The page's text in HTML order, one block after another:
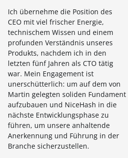
Ich übernehme die Position des
CEO mit viel frischer Energie,
technischem Wissen und einem
profunden Verständnis unseres
Produkts, nachdem ich in den
letzten fünf Jahren als CTO tätig
war. Mein Engagement ist
unerschütterlich: um auf dem von
Martin gelegten soliden Fundament
aufzubauen und NiceHash in die
nächste Entwicklungsphase zu
führen, um unsere anhaltende
Anerkennung und Führung in der
Branche sicherzustellen.